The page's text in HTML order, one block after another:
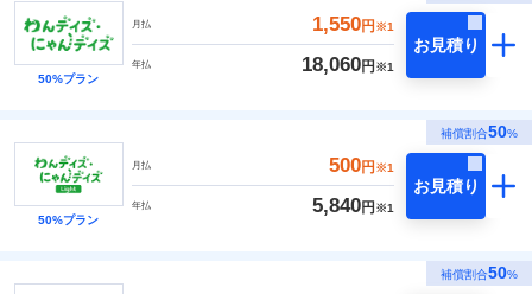
50%プラン
月払 1,550円 ※1
年払 18,060円 ※1
お見積り
補償割合50%
50%プラン
月払 500円 ※1
年払 5,840円 ※1
お見積り
補償割合50%